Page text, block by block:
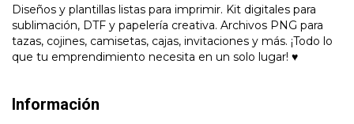
Diseños y plantillas listas para imprimir. Kit digitales para
sublimación, DTF y papelería creativa. Archivos PNG para
tazas, cojines, camisetas, cajas, invitaciones y más. ¡Todo lo
que tu emprendimiento necesita en un solo lugar! ♥
Información